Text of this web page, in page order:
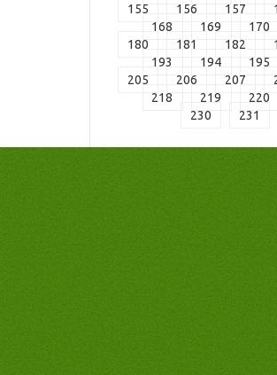
155
156 157
168
169
170
180
181 182
193
194
195
205
206 207
218
219
220
230
231